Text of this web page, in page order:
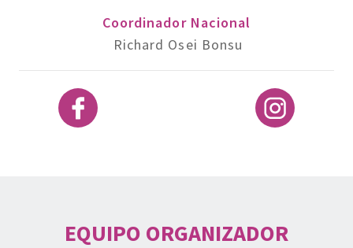
Coordinador Nacional
Richard Osei Bonsu
EQUIPO ORGANIZADOR